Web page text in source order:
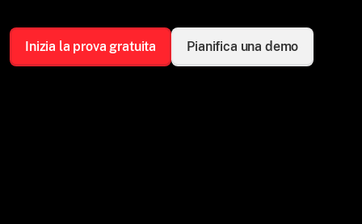
Inizia la prova gratuita Pianifica una demo